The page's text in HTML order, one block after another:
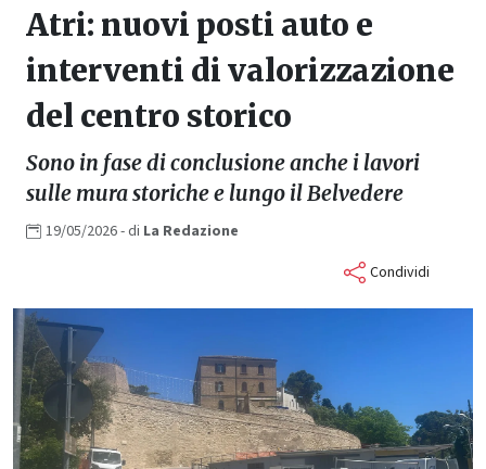
Atri: nuovi posti auto e
interventi di valorizzazione
del centro storico
Sono in fase di conclusione anche i lavori
sulle mura storiche e lungo il Belvedere
19/05/2026- di La Redazione
Condividi